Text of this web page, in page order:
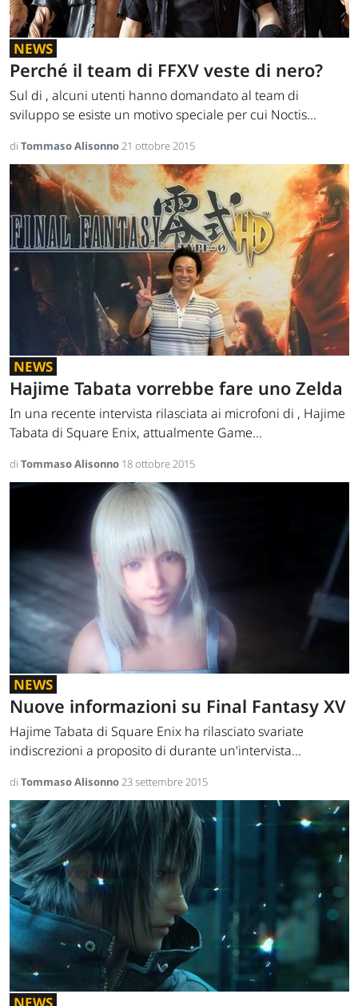
NEWS
Perché il team di FFXV veste di nero?
Sul di , alcuni utenti hanno domandato al team di
sviluppo se esiste un motivo speciale per cui Noctis...
di Tommaso Alisonno21 ottobre 2015
NEWS
Hajime Tabata vorrebbe fare uno Zelda
In una recente intervista rilasciata ai microfoni di , Hajime
Tabata di Square Enix, attualmente Game...
di Tommaso Alisonno 18 ottobre 2015
NEWS
Nuove informazioni su Final Fantasy XV
Hajime Tabata di Square Enix ha rilasciato svariate
indiscrezioni a proposito di durante un'intervista...
di Tommaso Alisonno23 settembre 2015